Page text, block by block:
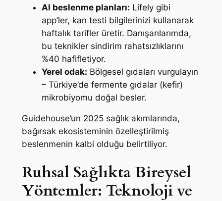
AI beslenme planları: Lifely gibi
app’ler, kan testi bilgilerinizi kullanarak
haftalık tarifler üretir. Danışanlarımda,
bu teknikler sindirim rahatsızlıklarını
%40 hafifletiyor.
Yerel odak: Bölgesel gıdaları vurgulayın
– Türkiye’de fermente gıdalar (kefir)
mikrobiyomu doğal besler.
Guidehouse’un 2025 sağlık akımlarında,
bağırsak ekosisteminin özelleştirilmiş
beslenmenin kalbi olduğu belirtiliyor.
Ruhsal Sağlıkta Bireysel
Yöntemler: Teknoloji ve